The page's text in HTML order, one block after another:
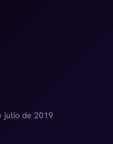
julio de 2019